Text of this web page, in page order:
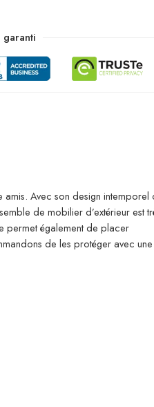
garanti
Avec son design intemporel
de mobilier d’extérieur est
permet également de placer
de les protéger avec une